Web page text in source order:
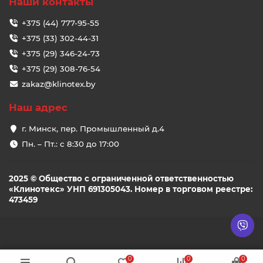
+375 (44) 777-95-55
+375 (33) 302-44-31
+375 (29) 346-24-73
+375 (29) 308-76-54
zakaz@klinotex.by
Наш адрес
г. Минск, пер. Промышленный д.4
Пн. – Пт.: с 8:30 до 17:00
2025 © Общество с ограниченной ответственностью
«Клинотекс» УНП 691305043. Номер в торговом реестре:
473459
0 0 0